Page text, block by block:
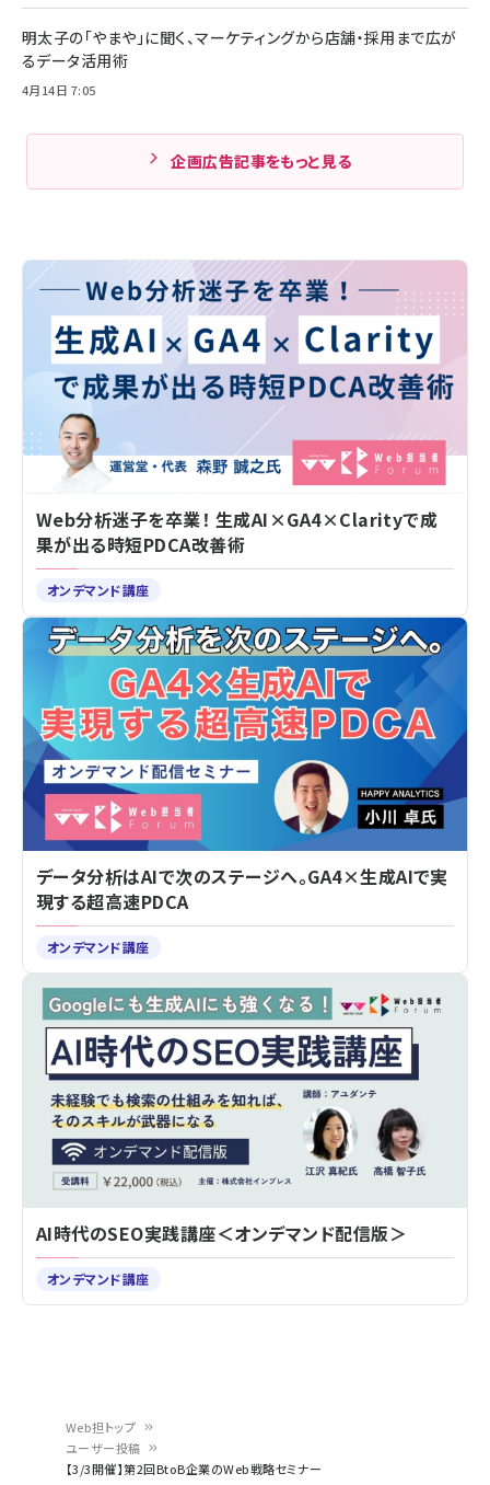
Web担トップ
ユーザー投稿
【3/3開催】第2回BtoB企業のWeb戦略セミナー
明太子の「やまや」に聞く、マーケティングから店舗・採用まで広が
るデータ活用術
4月14日 7:05
企画広告記事をもっと見る
Web分析迷子を卒業！ 生成AI×GA4×Clarityで成
果が出る時短PDCA改善術
オンデマンド講座
データ分析はAIで次のステージへ。GA4×生成AIで実
現する超高速PDCA
オンデマンド講座
AI時代のSEO実践講座＜オンデマンド配信版＞
オンデマンド講座